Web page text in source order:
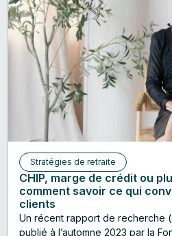
Stratégies de retraite
CHIP, marge de crédit ou
comment savoir ce qui
clients
Un récent rapport de recherche
publié à l’automne 2023 par la